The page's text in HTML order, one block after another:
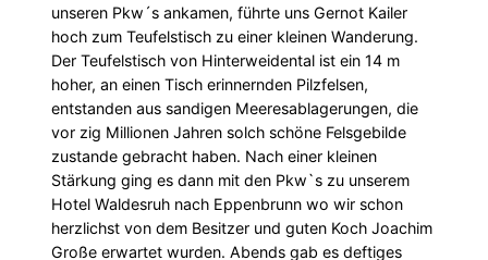
unseren Pkw´s ankamen, führte uns Gernot Kailer
hoch zum Teufelstisch zu einer kleinen Wanderung.
Der Teufelstisch von Hinterweidental ist ein 14 m
hoher, an einen Tisch erinnernden Pilzfelsen,
entstanden aus sandigen Meeresablagerungen, die
vor zig Millionen Jahren solch schöne Felsgebilde
zustande gebracht haben. Nach einer kleinen
Stärkung ging es dann mit den Pkw`s zu unserem
Hotel Waldesruh nach Eppenbrunn wo wir schon
herzlichst von dem Besitzer und guten Koch Joachim
Große erwartet wurden. Abends gab es deftiges